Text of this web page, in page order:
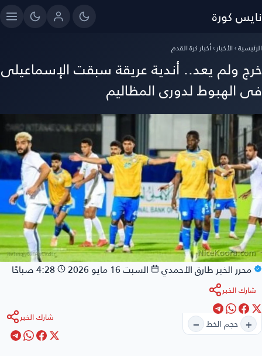
نايس كورة
الرئيسية›الأخبار›أخبار كرة القدم
خرج ولم يعد.. أندية عريقة سبقت الإسماعيلى
فى الهبوط لدورى المظاليم
محرر الخبرطارق الأحمدي السبت 16 مايو 2026 4:28 صباحًا
شارك الخبر
+ حجم الخط − شارك الخبر